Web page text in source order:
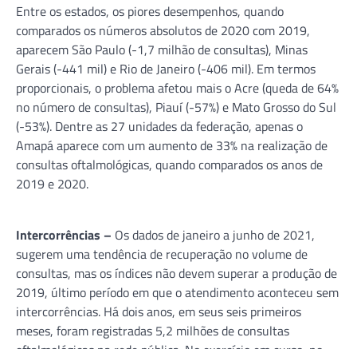
Entre os estados, os piores desempenhos, quando
comparados os números absolutos de 2020 com 2019,
aparecem São Paulo (-1,7 milhão de consultas), Minas
Gerais (-441 mil) e Rio de Janeiro (-406 mil). Em termos
proporcionais, o problema afetou mais o Acre (queda de 64%
no número de consultas), Piauí (-57%) e Mato Grosso do Sul
(-53%). Dentre as 27 unidades da federação, apenas o
Amapá aparece com um aumento de 33% na realização de
consultas oftalmológicas, quando comparados os anos de
2019 e 2020.
Intercorrências – Os dados de janeiro a junho de 2021,
sugerem uma tendência de recuperação no volume de
consultas, mas os índices não devem superar a produção de
2019, último período em que o atendimento aconteceu sem
intercorrências. Há dois anos, em seus seis primeiros
meses, foram registradas 5,2 milhões de consultas